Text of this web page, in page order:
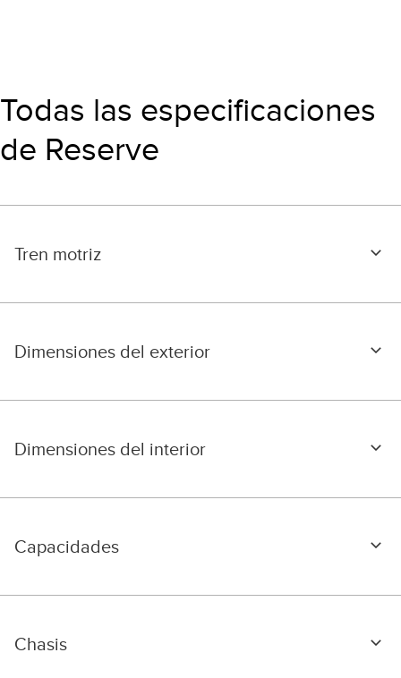
Todas las especificaciones
de Reserve
Tren motriz
Dimensiones del exterior
Dimensiones del interior
Capacidades
Chasis